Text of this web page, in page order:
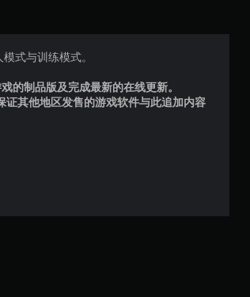
式与训练模式。
制品版及完成最新的在线更新。
其他地区发售的游戏软件与此追加内容